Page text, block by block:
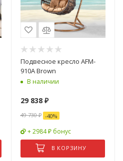
Подвесное кресло AFM-
910A Brown
В наличии
29 838₽
49 730₽ -40%
+ 2984 ₽ бонус
В КОРЗИНУ